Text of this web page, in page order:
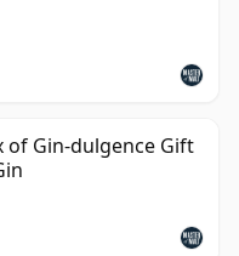
of Gin-dulgence Gift